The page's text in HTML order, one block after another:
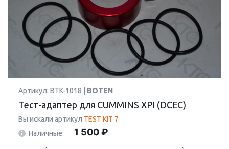
Артикул: BTK-1018 | BOTEN
Тест-адаптер для CUMMINS XPI (DCEC)
Вы искали артикул TEST KIT 7
Наличные:
1 500 ₽